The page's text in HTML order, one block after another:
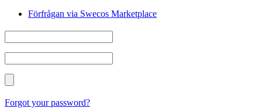
Förfrågan via Swecos Marketplace
Forgot your password?